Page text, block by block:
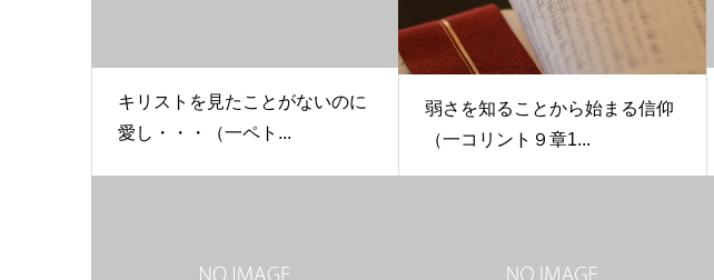
キリストを見たことがないのに
愛し・・・（一ペト...
弱さを知ることから始まる信仰
（一コリント９章1...